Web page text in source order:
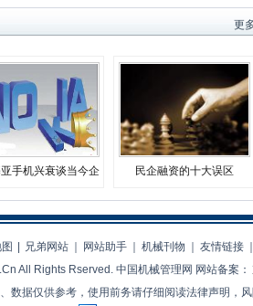
更
手机兴衰谈当今企
民企融资的十大误区
| 兄弟网站 ｜ 网站助手 ｜ 机械刊物 ｜ 友情链接 ｜
All Rights Rserved. 中国机械管理网 网站备案：
数据仅供参考，使用前务请仔细阅读法律声明，风